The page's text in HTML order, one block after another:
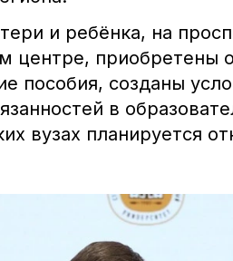
и ребёнка, на
центре, приобретены
пособия, созданы
в
вузах планируется